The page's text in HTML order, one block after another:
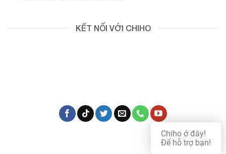
KẾT NỐI VỚI CHIHO
Chiho ở đây!
Để hỗ trợ bạn!